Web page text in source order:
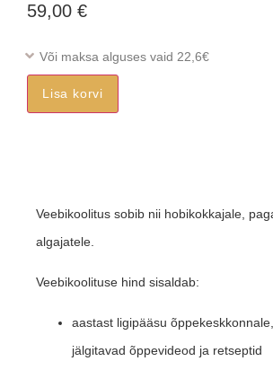
59,00 €
Või maksa alguses vaid 22,6€
Lisa korvi
Veebikoolitus sobib nii hobikokkajale,
algajatele.
Veebikoolituse hind sisaldab:
aastast ligipääsu
jälgitavad õppevideod ja retseptid